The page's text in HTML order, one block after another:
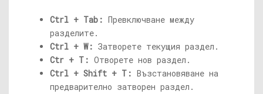
Ctrl + Tab: Превключване между
разделите.
Ctrl + W: Затворете текущия раздел.
Ctr + T: Отворете нов раздел.
Ctrl + Shift + T: Възстановяване на
предварително затворен раздел.